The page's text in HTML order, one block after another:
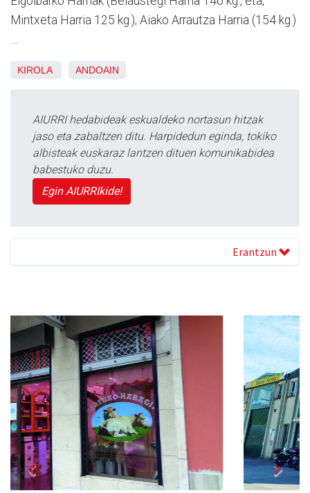
Mintxeta Harria 125 kg.); Aiako Arrautza Harria (154 kg.)
…
KIROLA ANDOAIN
AIURRI hedabideak eskualdeko nortasun hitzak
jaso eta zabaltzen ditu. Harpidedun eginda, tokiko
albisteak euskaraz lantzen dituen komunikabidea
babestuko duzu.
Egin AIURRIkide!
Erantzun
Previous Next